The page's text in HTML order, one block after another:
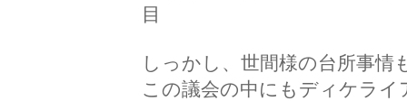
目
しっかし、世間様の台所事
この議会の中にもディケラ